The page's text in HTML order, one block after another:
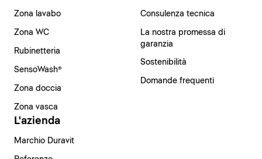
Zona lavabo
Zona WC
Rubinetteria
SensoWash®
Zona doccia
Zona vasca
Consulenza tecnica
La nostra promessa di
garanzia
Sostenibilità
Domande frequenti
L'azienda
Marchio Duravit